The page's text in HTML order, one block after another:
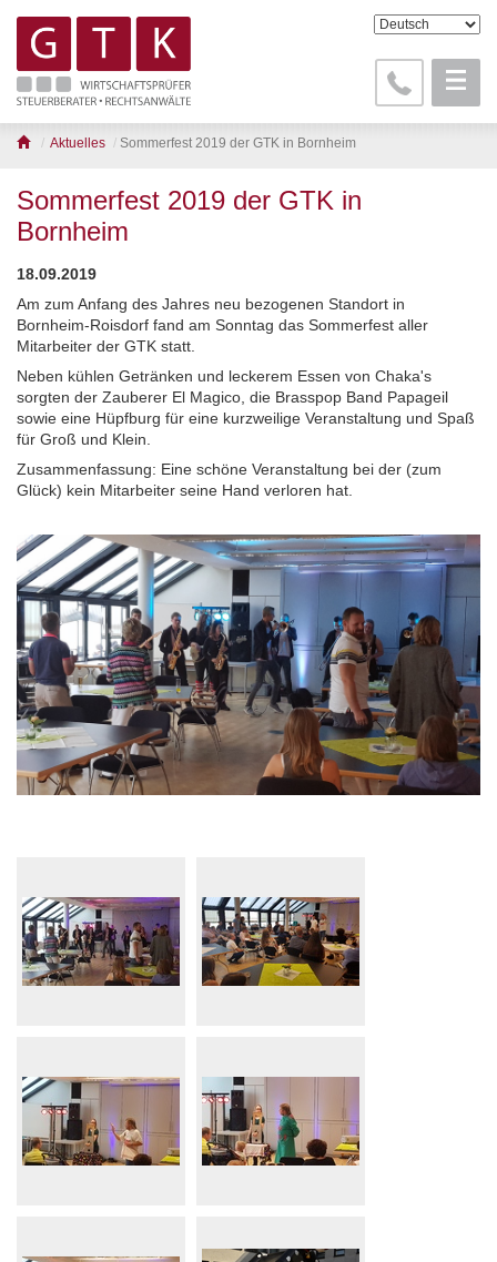
Aktuelles Sommerfest 2019 der GTK in Bornheim
Sommerfest 2019 der GTK in
Bornheim
18.09.2019
Am zum Anfang des Jahres neu bezogenen Standort in
Bornheim-Roisdorf fand am Sonntag das Sommerfest aller
Mitarbeiter der GTK statt.
Neben kühlen Getränken und leckerem Essen von Chaka's
sorgten der Zauberer El Magico, die Brasspop Band Papageil
sowie eine Hüpfburg für eine kurzweilige Veranstaltung und Spaß
für Groß und Klein.
Zusammenfassung: Eine schöne Veranstaltung bei der (zum
Glück) kein Mitarbeiter seine Hand verloren hat.